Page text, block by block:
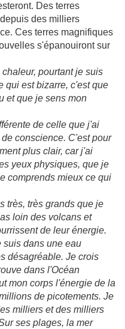
Des terres
des milliers
Ces terres magnifiques
s'épanouiront sur
pourtant je suis
qui est bizarre, c'est que
et que je sens mon
de celle que j'ai
conscience. C'est pour
plus clair, car j'ai
yeux physiques, que je
comprends mieux ce qui
très, très grands que je
loin des volcans et
de leur énergie.
suis dans une eau
désagréable. Je crois
dans l'Océan
mon corps l'énergie de la
de picotements. Je
milliers et des milliers
ses plages, la mer